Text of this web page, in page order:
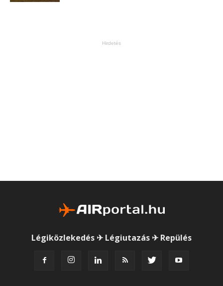
Hirdetés
Légiközlekedés ✈ Légiutazás ✈ Repülés